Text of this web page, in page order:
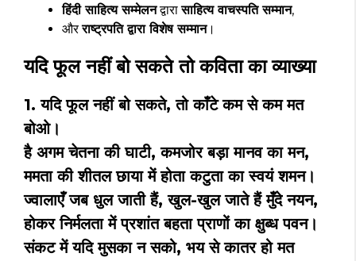
हिंदी साहित्य सम्मेलनद्वारासाहित्य वाचस्पति सम्मान,
औरराष्ट्रपति द्वारा विशेष सम्मान।
यदि फूल नहीं बो सकते तो कविता का व्याख्या
1. यदि फूल नहीं बो सकते, तो काँटे कम से कम मत
बोओ।
है अगम चेतना की घाटी, कमजोर बड़ा मानव का मन,
ममता की शीतल छाया में होता कटुता का स्वयं शमन।
ज्वालाएँ जब धुल जाती हैं, खुल-खुल जाते हैं मुँदे नयन,
होकर निर्मलता में प्रशांत बहता प्राणों का क्षुब्ध पवन।
संकट में यदि मुसका न सको, भय से कातर हो मत